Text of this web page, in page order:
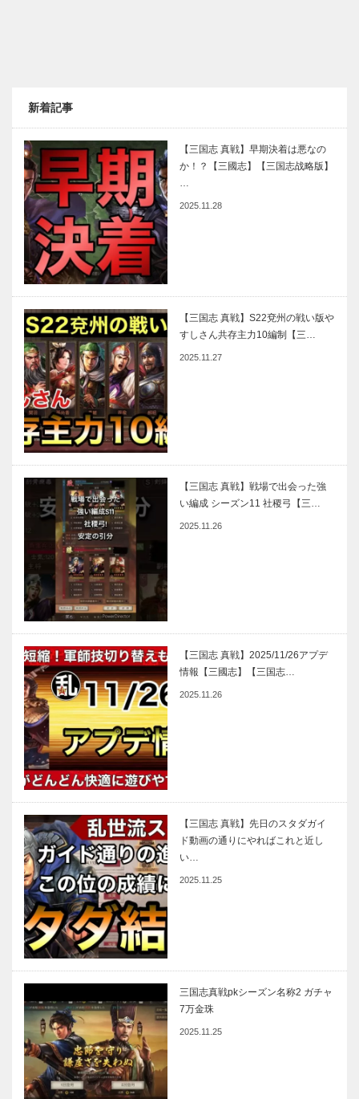
新着記事
【三国志 真戦】早期決着は悪なの
か！？【三國志】【三国志战略版】
…
2025.11.28
【三国志 真戦】S22兗州の戦い版や
すしさん共存主力10編制【三…
2025.11.27
【三国志 真戦】戦場で出会った強
い編成 シーズン11 社稷弓【三…
2025.11.26
【三国志 真戦】2025/11/26アプデ
情報【三國志】【三国志…
2025.11.26
【三国志 真戦】先日のスタダガイ
ド動画の通りにやればこれと近し
い…
2025.11.25
三国志真戦pkシーズン名称2 ガチャ
7万金珠
2025.11.25